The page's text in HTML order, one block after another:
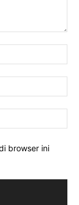
browser ini